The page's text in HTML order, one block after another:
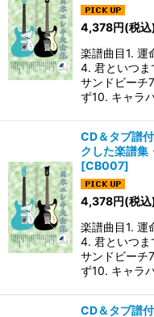
4,378円(税込
楽譜曲目1. 運
4. 君といつま
サンドビーチ
ず10. キャラ
CD＆タブ譜
クした楽譜集
[CB007]
4,378円(税込
楽譜曲目1. 運
4. 君といつま
サンドビーチ
ず10. キャラ
CD＆タブ譜